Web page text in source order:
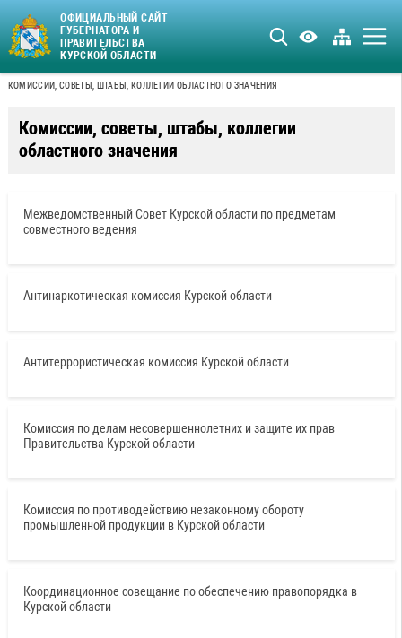
ОФИЦИАЛЬНЫЙ САЙТ
ГУБЕРНАТОРА И
ПРАВИТЕЛЬСТВА
КУРСКОЙ ОБЛАСТИ
КОМИССИИ, СОВЕТЫ, ШТАБЫ, КОЛЛЕГИИ ОБЛАСТНОГО ЗНАЧЕНИЯ
Комиссии, советы, штабы, коллегии
областного значения
Межведомственный Совет Курской области по предметам
совместного ведения
Антинаркотическая комиссия Курской области
Антитеррористическая комиссия Курской области
Комиссия по делам несовершеннолетних и защите их прав
Правительства Курской области
Комиссия по противодействию незаконному обороту
промышленной продукции в Курской области
Координационное совещание по обеспечению правопорядка в
Курской области